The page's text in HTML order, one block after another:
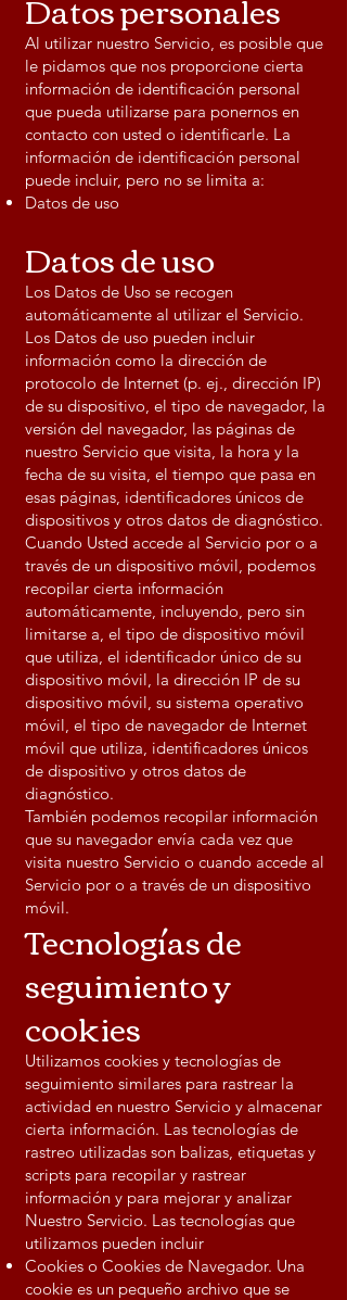
Al utilizar nuestro Servicio, es posible que
le pidamos que nos proporcione cierta
información de identificación personal
que pueda utilizarse para ponernos en
contacto con usted o identificarle. La
información de identificación personal
puede incluir, pero no se limita a:
Datos de uso
Datos de uso
Los Datos de Uso se recogen
automáticamente al utilizar el Servicio.
Los Datos de uso pueden incluir
información como la dirección de
protocolo de Internet (p. ej., dirección IP)
de su dispositivo, el tipo de navegador, la
versión del navegador, las páginas de
nuestro Servicio que visita, la hora y la
fecha de su visita, el tiempo que pasa en
esas páginas, identificadores únicos de
dispositivos y otros datos de diagnóstico.
Cuando Usted accede al Servicio por o a
través de un dispositivo móvil, podemos
recopilar cierta información
automáticamente, incluyendo, pero sin
limitarse a, el tipo de dispositivo móvil
que utiliza, el identificador único de su
dispositivo móvil, la dirección IP de su
dispositivo móvil, su sistema operativo
móvil, el tipo de navegador de Internet
móvil que utiliza, identificadores únicos
de dispositivo y otros datos de
diagnóstico.
También podemos recopilar información
que su navegador envía cada vez que
visita nuestro Servicio o cuando accede al
Servicio por o a través de un dispositivo
móvil.
Tecnologías de
seguimiento y
cookies
Utilizamos cookies y tecnologías de
seguimiento similares para rastrear la
actividad en nuestro Servicio y almacenar
cierta información. Las tecnologías de
rastreo utilizadas son balizas, etiquetas y
scripts para recopilar y rastrear
información y para mejorar y analizar
Nuestro Servicio. Las tecnologías que
utilizamos pueden incluir
Cookies o Cookies de Navegador. Una
cookie es un pequeño archivo que se